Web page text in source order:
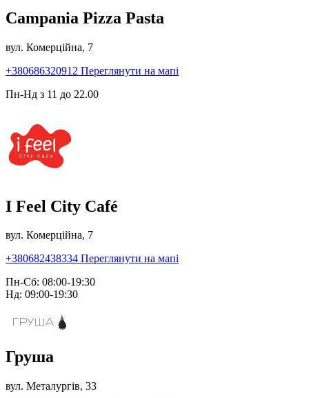
Campania Pizza Pasta
вул. Комерційна, 7
+380686320912 Переглянути на мапі
Пн-Нд з 11 до 22.00
I Feel City Café
вул. Комерційна, 7
+380682438334 Переглянути на мапі
Пн-Сб: 08:00-19:30
Нд: 09:00-19:30
Груша
вул. Металургів, 33